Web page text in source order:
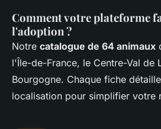
Comment votre plateforme
l'adoption ?
Notre catalogue de 64 animaux
l'Île-de-France, le Centre-Val de
Bourgogne. Chaque fiche
localisation pour simplifier votre